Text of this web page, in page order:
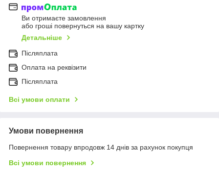
Ви отримаєте замовлення
або гроші повернуться на вашу картку
Детальніше
Післяплата
Оплата на реквізити
Післяплата
Всі умови оплати
Умови повернення
Повернення товару впродовж 14 днів за рахунок покупця
Всі умови повернення